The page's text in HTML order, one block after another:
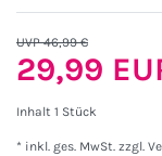
UVP 46,99 €
29,99
Inhalt 1 Stück
* inkl. ges. MwSt. zzgl.